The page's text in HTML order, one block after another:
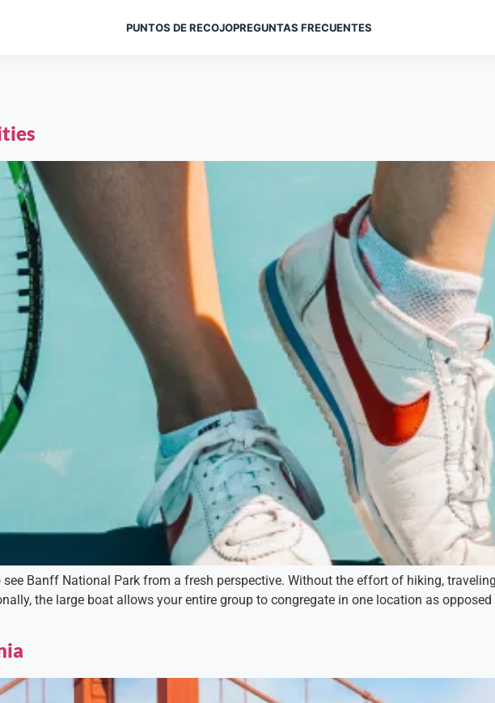
PUNTOS DE RECOJOPREGUNTAS FRECUENTES
Banff National Park from a fresh perspective. Without the effort of hiking,
the large boat allows your entire group to congregate in one location as